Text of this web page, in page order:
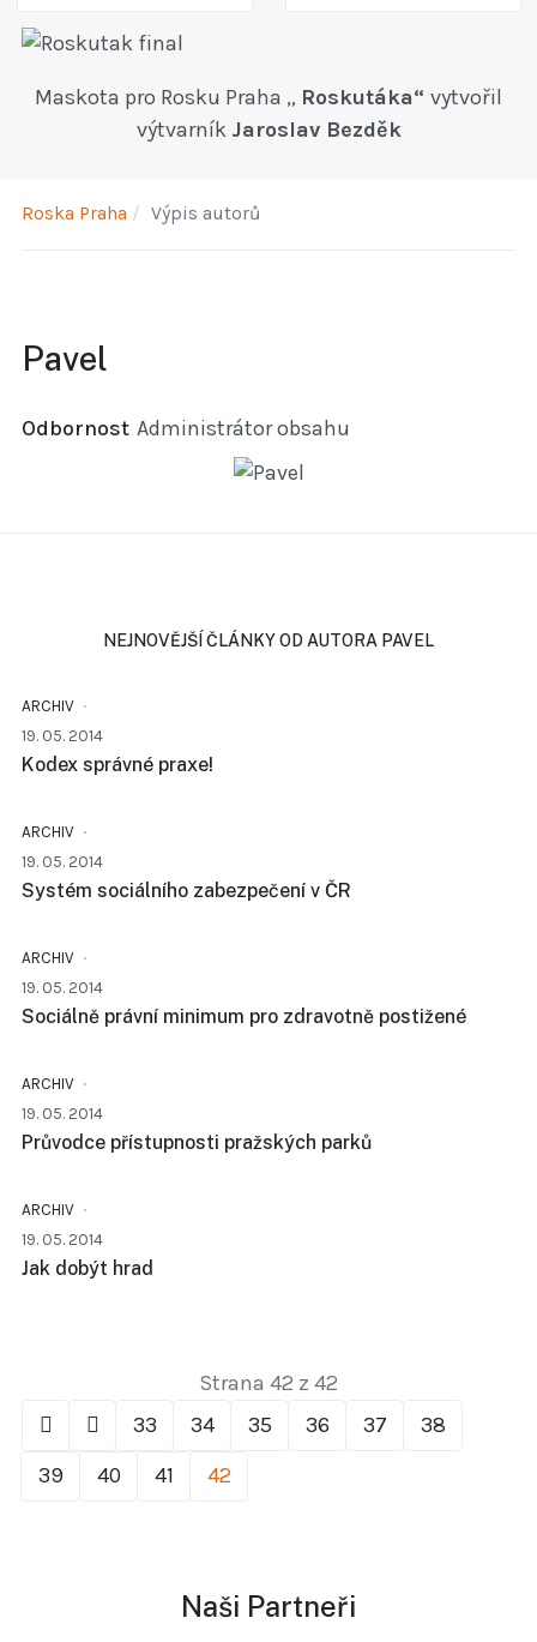
Maskota pro Rosku Praha „ Roskutáka“ vytvořil
výtvarník Jaroslav Bezděk
Roska Praha Výpis autorů
Pavel
Odbornost Administrátor obsahu
NEJNOVĚJŠÍ ČLÁNKY OD AUTORA PAVEL
ARCHIV
19. 05. 2014
Kodex správné praxe!
ARCHIV
19. 05. 2014
Systém sociálního zabezpečení v ČR
ARCHIV
19. 05. 2014
Sociálně právní minimum pro zdravotně postižené
ARCHIV
19. 05. 2014
Průvodce přístupnosti pražských parků
ARCHIV
19. 05. 2014
Jak dobýt hrad
33 34 35 36 37
38
39
40 41 42
Strana 42 z 42
Naši Partneři